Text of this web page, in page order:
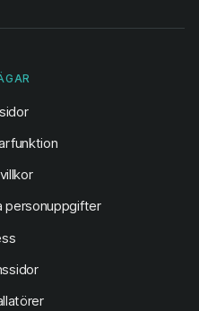
(öppnas i ny flik)
personuppgifter